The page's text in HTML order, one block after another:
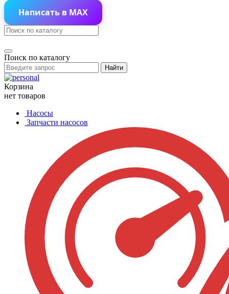
Написать в MAX
Поиск по каталогу
Найти
Корзина
нет товаров
Насосы
Запчасти насосов